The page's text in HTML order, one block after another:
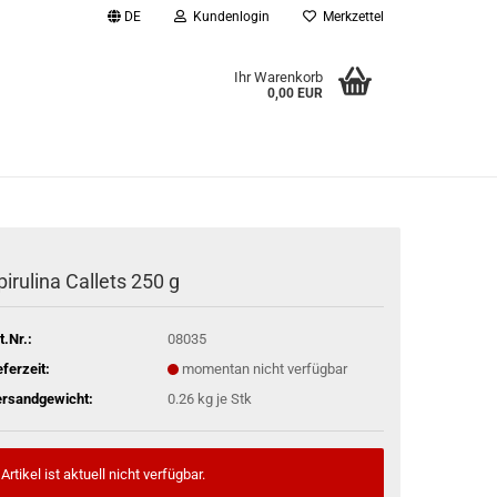
DE Kundenlogin
vergessen?
Merkzettel
Ihr Warenkorb
0,00 EUR
Callets 250 g
08035
momentan nicht verfügbar
0.26 kg je Stk
Artikel ist aktuell nicht verfügbar.